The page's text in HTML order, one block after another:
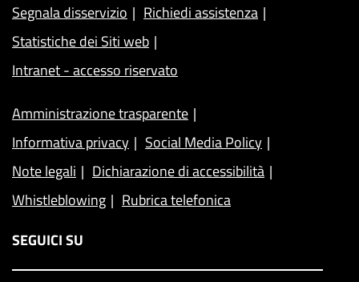
Segnala disservizio
Richiedi assistenza
Statistiche dei Siti web
Intranet - accesso riservato
Amministrazione trasparente
Informativa privacy
Social Media Policy
Note legali
Dichiarazione di accessibilità
Whistleblowing
Rubrica telefonica
SEGUICI SU